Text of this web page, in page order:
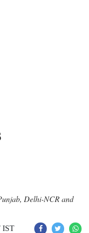
Delhi-NCR and
IST